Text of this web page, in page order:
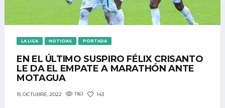
LA LIGA NOTICIAS PORTADA
EN EL ÚLTIMO SUSPIRO FÉLIX CRISANTO
LE DA EL EMPATE A MARATHÓN ANTE
MOTAGUA
15 OCTUBRE, 2022 1161 143